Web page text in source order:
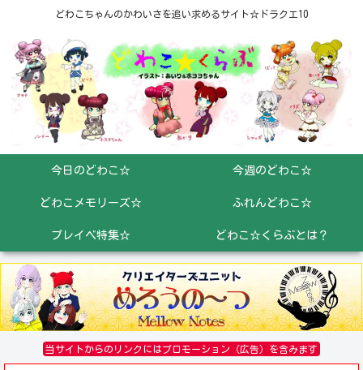
どわこちゃんのかわいさを追い求めるサイト☆ドラクエ10
今日のどわこ☆ 今週のどわこ☆
どわこメモリーズ☆ ふれんどわこ☆
プレイベ特集☆ どわこ☆くらぶとは？
当サイトからのリンクにはプロモーション（広告）を含みます